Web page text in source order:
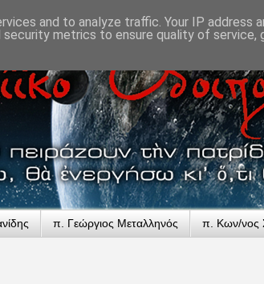
π. Γεώργιος Μεταλληνός π. Κων/νος
and to analyze traffic. Your IP address
metrics to ensure quality of service,